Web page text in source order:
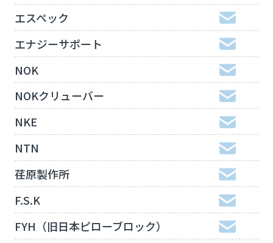
エスペック
エナジーサポート
NOK
NOKクリューバー
NKE
NTN
荏原製作所
F.S.K
FYH（旧日本ピローブロック）